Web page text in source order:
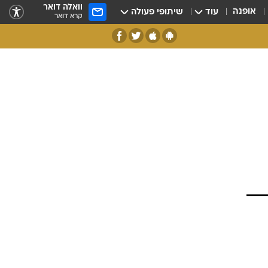
אופנה עוד שיתופי פעולה וואלה דואר
קרא דואר